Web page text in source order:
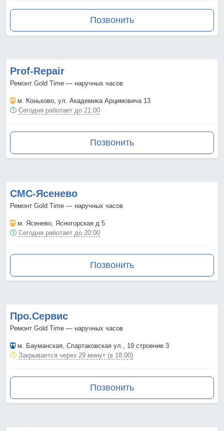
Позвонить
Prof-Repair
Ремонт Gold Time — наручных часов
м. Коньково, ул. Академика Арцимовича 13
Сегодня работает до 21:00
Позвонить
СМС-Ясенево
Ремонт Gold Time — наручных часов
м. Ясенево, Ясногорская д 5
Сегодня работает до 20:00
Позвонить
Про.Сервис
Ремонт Gold Time — наручных часов
м. Бауманская, Спартаковская ул., 19 строение 3
Закрывается через 29 минут (в 18:00)
Позвонить